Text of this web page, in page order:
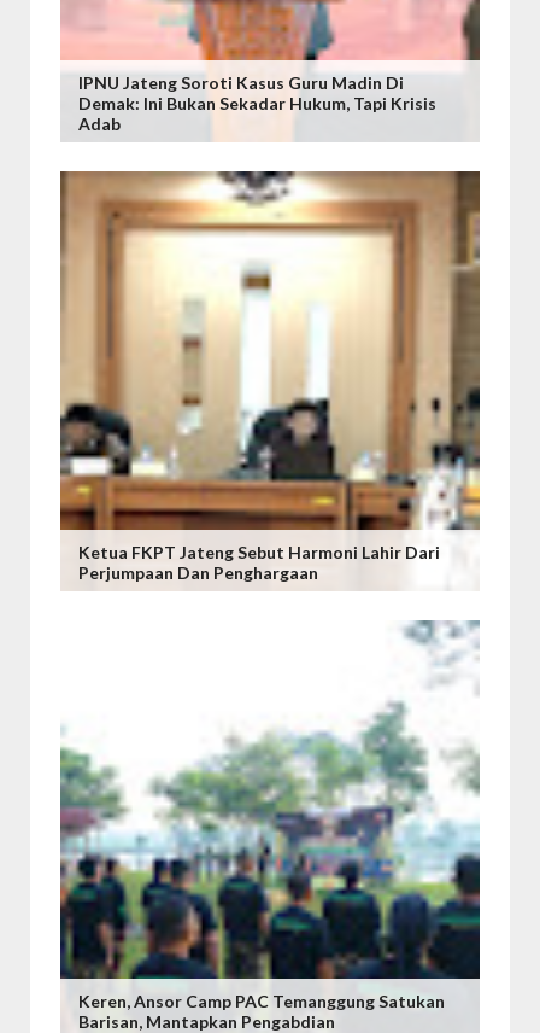
IPNU Jateng Soroti Kasus Guru Madin Di
Demak: Ini Bukan Sekadar Hukum, Tapi Krisis
Adab
Ketua FKPT Jateng Sebut Harmoni Lahir Dari
Perjumpaan Dan Penghargaan
Keren, ‎Ansor Camp PAC Temanggung Satukan
Barisan, Mantapkan Pengabdian